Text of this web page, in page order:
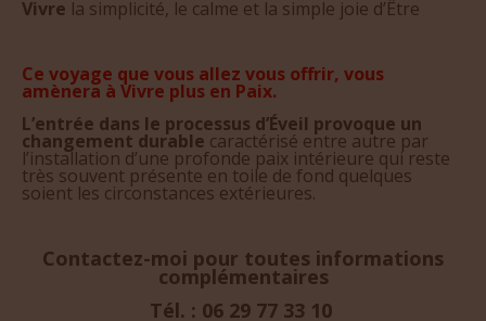
Vivre la simplicité, le calme et la simple joie d’Être
Ce voyage que vous allez vous offrir, vous
amènera à Vivre plus en Paix.
L’entrée dans le processus d’Éveil provoque un
changement durable caractérisé entre autre par
l’installation d’une profonde paix intérieure qui reste
très souvent présente en toile de fond quelques
soient les circonstances extérieures.
Contactez-moi pour toutes informations
complémentaires
Tél. : 06 29 77 33 10